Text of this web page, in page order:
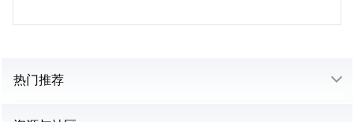
热门推荐